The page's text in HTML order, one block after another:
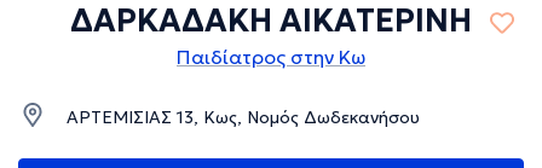
ΔΑΡΚΑΔΑΚΗ ΑΙΚΑΤΕΡΙΝΗ
Παιδίατρος στην Κω
ΑΡΤΕΜΙΣΙΑΣ 13, Κως, Νομός Δωδεκανήσου